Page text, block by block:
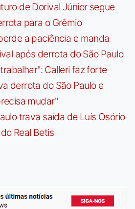
de Dorival Júnior segue
para o Grêmio
a paciência e manda
após derrota do São Paulo
Calleri faz forte
derrota do São Paulo e
mudar"
trava saída de Luís Osório
Real Betis